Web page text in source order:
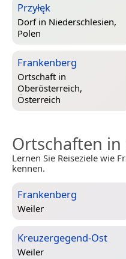
Przyłęk
Dorf in Niederschlesien,
Polen
Frankenberg
Ortschaft in
Oberösterreich,
Österreich
Ortschaften
Lernen Sie Reiseziele wie
kennen.
Frankenberg
Weiler
Kreuzergegend-Ost
Weiler